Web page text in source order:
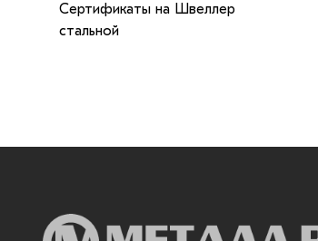
Сертификаты на Швеллер
стальной